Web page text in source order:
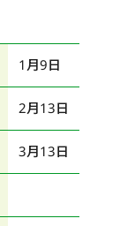
1月9日
2月13日
3月13日